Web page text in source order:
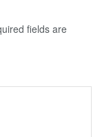
fields are